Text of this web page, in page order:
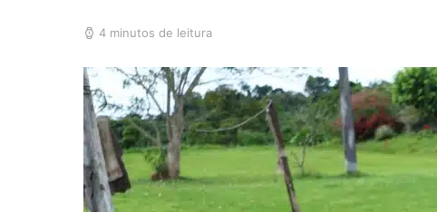
4 minutos de leitura